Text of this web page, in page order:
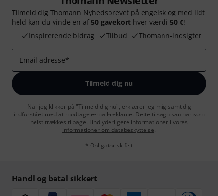
Tilmeld dig Thomann Nyhedsbrevet på engelsk og med lidt
held kan du vinde en af 50 gavekort hver værdi 50 €!
Inspirerende bidrag
Tilbud Thomann-indsigter
Email adresse*
Tilmeld dig nu
Når jeg klikker på "Tilmeld dig nu", erklærer jeg mig samtidig
indforstået med at modtage e-mail-reklame. Dette tilsagn kan når som
helst trækkes tilbage. Find yderligere informationer i vores
informationer om databeskyttelse.
* Obligatorisk felt
Handl og betal sikkert